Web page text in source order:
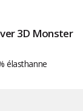
3D Monster
élasthanne